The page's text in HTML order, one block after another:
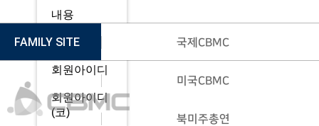
내용
제목+내용
회원아이디
회원아이디
(코)
FAMILY SITE 국제CBMC
미국CBMC
북미주총연